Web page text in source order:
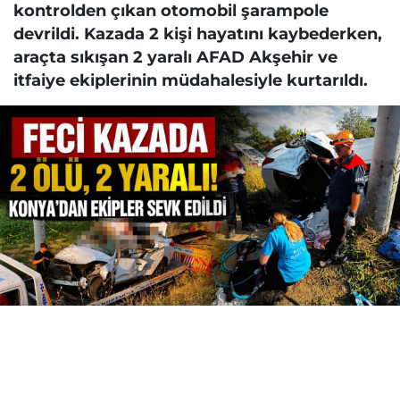
kontrolden çıkan otomobil şarampole
devrildi. Kazada 2 kişi hayatını kaybederken,
araçta sıkışan 2 yaralı AFAD Akşehir ve
itfaiye ekiplerinin müdahalesiyle kurtarıldı.